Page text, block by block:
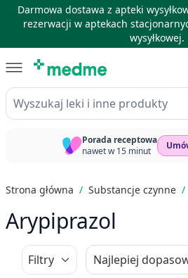
Darmowa dostawa z apteki
rezerwacji w aptekach
wysyłkowej.
Wyszukaj leki i inne produkty
Porada receptowa
nawet w 15 minut
Strona główna / Substancje czynne /
Arypiprazol
Filtry